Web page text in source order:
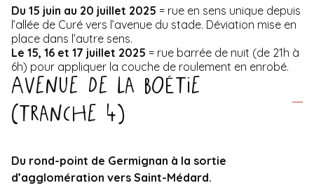
Du 15 juin au 20 juillet 2025 = rue en sens unique depuis
l’allée de Curé vers l’avenue du stade. Déviation mise en
place dans l’autre sens.
Le 15, 16 et 17 juillet 2025 = rue barrée de nuit (de 21h à
6h) pour appliquer la couche de roulement en enrobé.
Avenue de La Boétie
(tranche 4)
Du rond-point de Germignan à la sortie
d’agglomération vers Saint-Médard.